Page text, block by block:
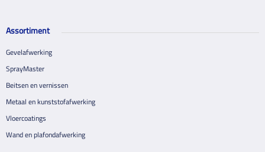
Assortiment
Gevelafwerking
SprayMaster
Beitsen en vernissen
Metaal en kunststofafwerking
Vloercoatings
Wand en plafondafwerking